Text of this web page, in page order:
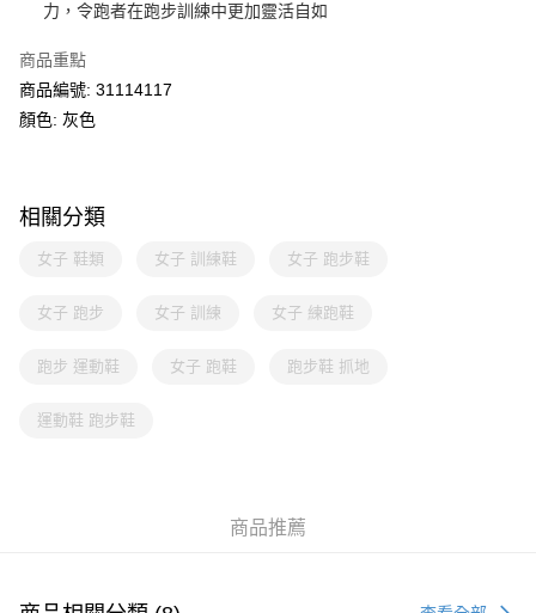
力，令跑者在跑步訓練中更加靈活自如
商品重點
商品編號: 31114117
顏色: 灰色
相關分類
女子 鞋類 女子 訓練鞋 女子 跑步鞋
女子 跑步 女子 訓練 女子 練跑鞋
跑步 運動鞋 女子 跑鞋 跑步鞋 抓地
運動鞋 跑步鞋
商品推薦